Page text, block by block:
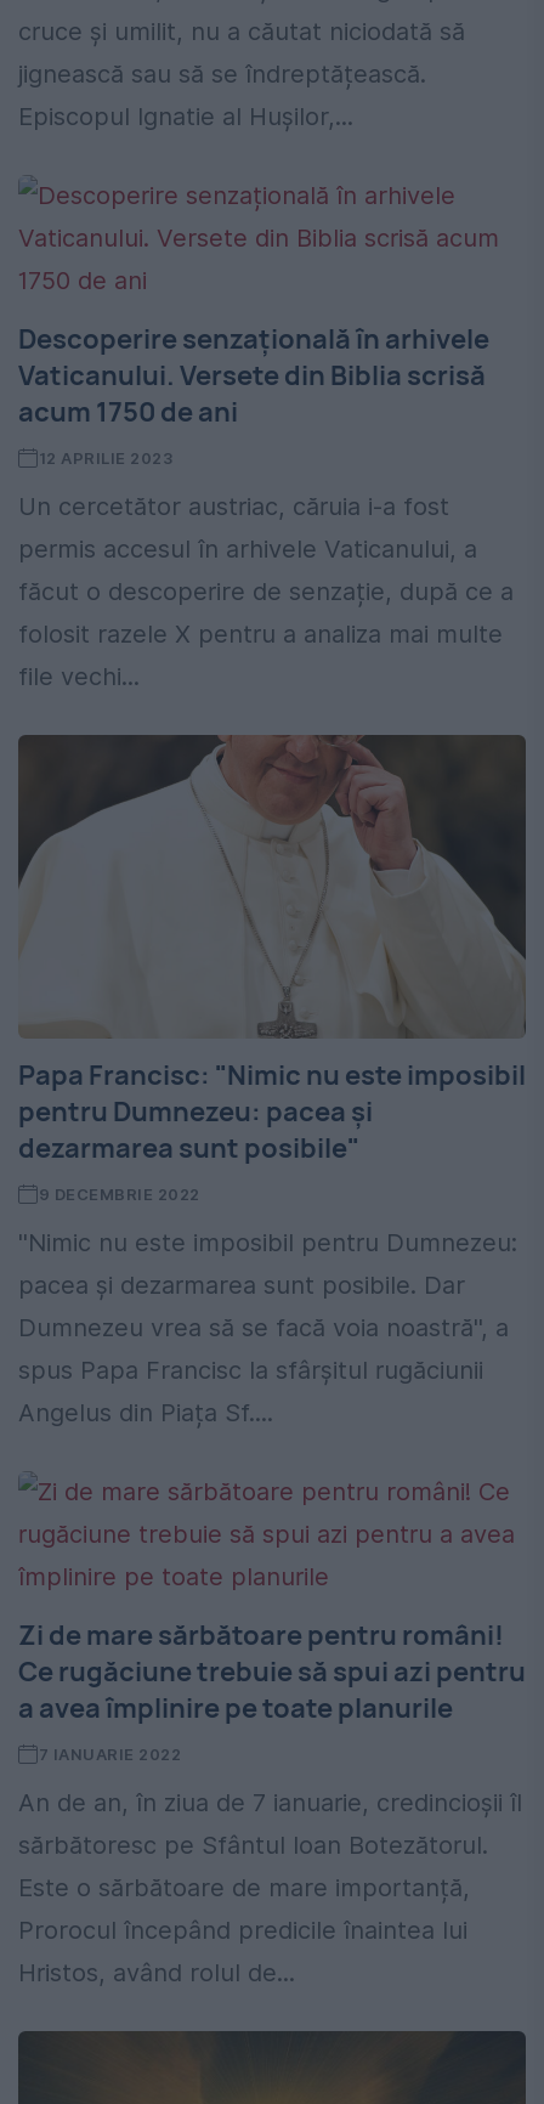
cruce și umilit, nu a căutat niciodată să
jignească sau să se îndreptățească.
Episcopul Ignatie al Hușilor,...
Descoperire senzațională în arhivele
Vaticanului. Versete din Biblia scrisă
acum 1750 de ani
12 APRILIE 2023
Un cercetător austriac, căruia i-a fost
permis accesul în arhivele Vaticanului, a
făcut o descoperire de senzație, după ce a
folosit razele X pentru a analiza mai multe
file vechi...
Papa Francisc: "Nimic nu este imposibil
pentru Dumnezeu: pacea și
dezarmarea sunt posibile"
9 DECEMBRIE 2022
''Nimic nu este imposibil pentru Dumnezeu:
pacea și dezarmarea sunt posibile. Dar
Dumnezeu vrea să se facă voia noastră'', a
spus Papa Francisc la sfârşitul rugăciunii
Angelus din Piața Sf....
Zi de mare sărbătoare pentru români!
Ce rugăciune trebuie să spui azi pentru
a avea împlinire pe toate planurile
7 IANUARIE 2022
An de an, în ziua de 7 ianuarie, credincioșii îl
sărbătoresc pe Sfântul Ioan Botezătorul.
Este o sărbătoare de mare importanță,
Prorocul începând predicile înaintea lui
Hristos, având rolul de...